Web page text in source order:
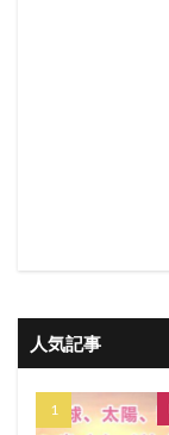
人気記事